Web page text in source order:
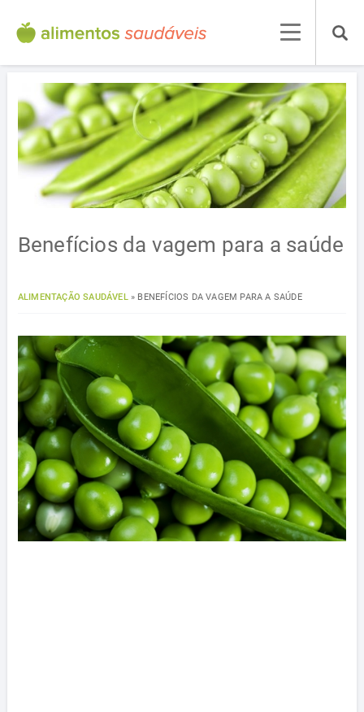
Benefícios da vagem para a saúde
ALIMENTAÇÃO SAUDÁVEL» BENEFÍCIOS DA VAGEM PARA A SAÚDE